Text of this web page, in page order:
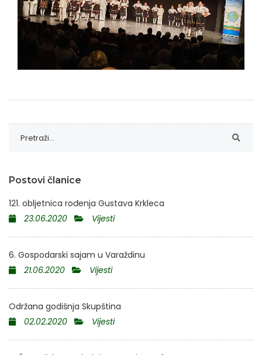
Postovi članice
121. obljetnica rođenja Gustava Krkleca
23.06.2020
Vijesti
6. Gospodarski sajam u Varaždinu
21.06.2020
Vijesti
Održana godišnja Skupština
02.02.2020
Vijesti